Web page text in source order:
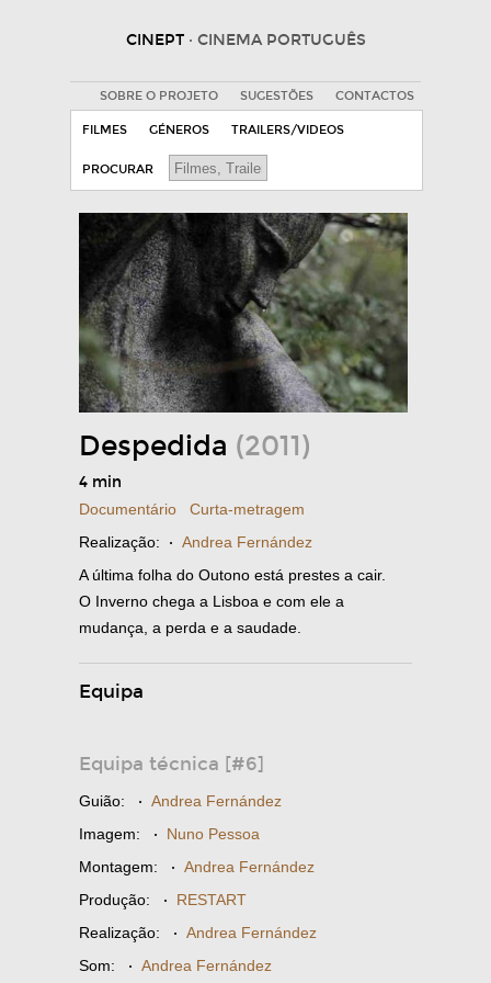
CINEPT · CINEMA PORTUGUÊS
SOBRE O PROJETO SUGESTÕES CONTACTOS
FILMES GÉNEROS TRAILERS/VIDEOS
PROCURAR
Despedida (2011)
4 min
Documentário
Curta-metragem
Realização: · Andrea Fernández
A última folha do Outono está prestes a cair.
O Inverno chega a Lisboa e com ele a
mudança, a perda e a saudade.
Equipa
Equipa técnica [#6]
Guião: · Andrea Fernández
Imagem: · Nuno Pessoa
Montagem: · Andrea Fernández
Produção: · RESTART
Realização: · Andrea Fernández
Som: · Andrea Fernández